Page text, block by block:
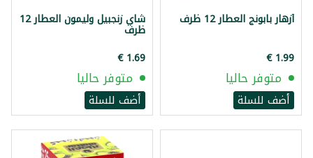
أزهار بابونج العطار 12 ظرف
متوفر حاليا
أضف للسلة
شاي زنجبيل وليمون العطار 12
ظرف
متوفر حاليا
أضف للسلة